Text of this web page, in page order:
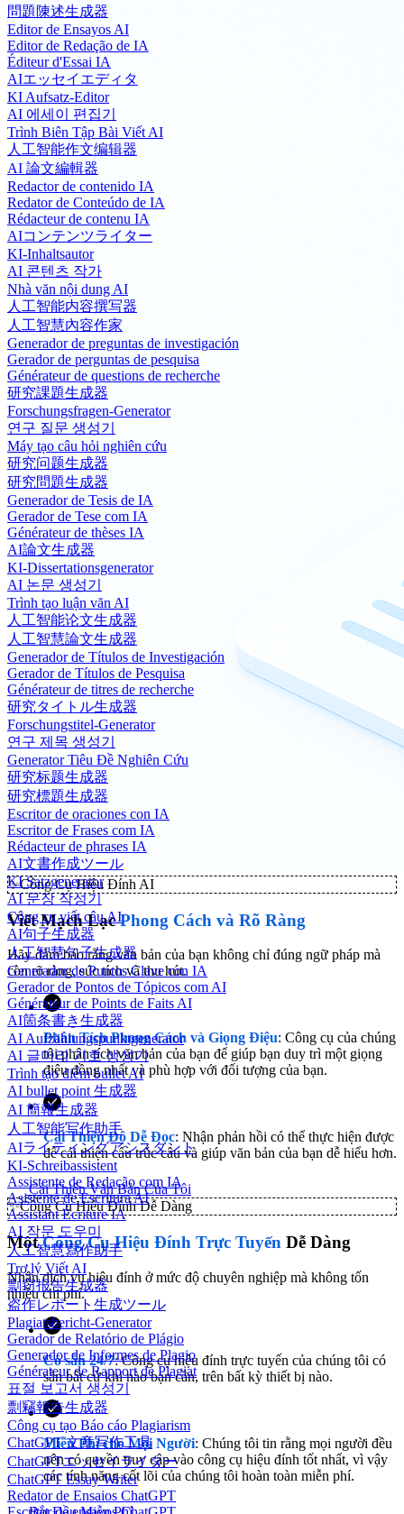
問題陳述生成器
Editor de Ensayos AI
Editor de Redação de IA
Éditeur d'Essai IA
AIエッセイエディタ
KI Aufsatz-Editor
AI 에세이 편집기
Trình Biên Tập Bài Viết AI
人工智能作文编辑器
AI 論文編輯器
Redactor de contenido IA
Redator de Conteúdo de IA
Rédacteur de contenu IA
AIコンテンツライター
KI-Inhaltsautor
AI 콘텐츠 작가
Nhà văn nội dung AI
人工智能内容撰写器
人工智慧內容作家
Generador de preguntas de investigación
Gerador de perguntas de pesquisa
Générateur de questions de recherche
研究課題生成器
Forschungsfragen-Generator
연구 질문 생성기
Máy tạo câu hỏi nghiên cứu
研究问题生成器
研究問題生成器
Generador de Tesis de IA
Gerador de Tese com IA
Générateur de thèses IA
AI論文生成器
KI-Dissertationsgenerator
AI 논문 생성기
Trình tạo luận văn AI
人工智能论文生成器
人工智慧論文生成器
Generador de Títulos de Investigación
Gerador de Títulos de Pesquisa
Générateur de titres de recherche
研究タイトル生成器
Forschungstitel-Generator
연구 제목 생성기
Generator Tiêu Đề Nghiên Cứu
研究标题生成器
研究標題生成器
Escritor de oraciones con IA
Escritor de Frases com IA
Rédacteur de phrases IA
AI文書作成ツール
KI Satzgenerator
AI 문장 작성기
Công cụ viết câu AI
AI句子生成器
人工智慧句子生成器
Generador de Puntos Clave con IA
Gerador de Pontos de Tópicos com AI
Générateur de Points de Faits AI
AI箇条書き生成器
AI Aufzählungspunktgenerator
AI 글머리 기호 생성기
Trình tạo điểm bullet AI
AI bullet point 生成器
AI 簡報生成器
人工智能写作助手
AIライティングアシスタント
KI-Schreibassistent
Assistente de Redação com IA
Asistente de Escritura AI
Assistant Écriture IA
AI 작문 도우미
人工智慧寫作助手
Trợ lý Viết AI
剽窃报告生成器
盗作レポート生成ツール
Plagiatsbericht-Generator
Gerador de Relatório de Plágio
Generador de Informes de Plagio
Générateur de Rapport de Plagiat
표절 보고서 생성기
剽竊報告生成器
Công cụ tạo Báo cáo Plagiarism
ChatGPT 文章写作工具
ChatGPTエッセイライター
ChatGPT Essay Writer
Redator de Ensaios ChatGPT
✨Công Cụ Hiệu Đính AI
Viết Mạch LạcPhong Cách và Rõ Ràng
Hãy đảm bảo rằng văn bản của bạn không chỉ đúng ngữ pháp mà
còn rõ ràng, súc tích và thu hút.
Phân Tích Phong Cách và Giọng Điệu: Công cụ của chúng
tôi phân tích văn bản của bạn để giúp bạn duy trì một giọng
điệu đồng nhất và phù hợp với đối tượng của bạn.
Cải Thiện Độ Dễ Đọc: Nhận phản hồi có thể thực hiện được
để cải thiện cấu trúc câu và giúp văn bản của bạn dễ hiểu hơn.
Cải Thiện Văn Bản Của Tôi
✨Công Cụ Hiệu Đính Dễ Dàng
MộtCông Cụ Hiệu Đính Trực Tuyến Dễ Dàng
Nhận dịch vụ hiệu đính ở mức độ chuyên nghiệp mà không tốn
nhiều chi phí.
Có sẵn 24/7: Công cụ hiệu đính trực tuyến của chúng tôi có
sẵn bất cứ khi nào bạn cần, trên bất kỳ thiết bị nào.
Miễn Phí cho Mọi Người: Chúng tôi tin rằng mọi người đều
nên có quyền truy cập vào công cụ hiệu đính tốt nhất, vì vậy
các tính năng cốt lõi của chúng tôi hoàn toàn miễn phí.